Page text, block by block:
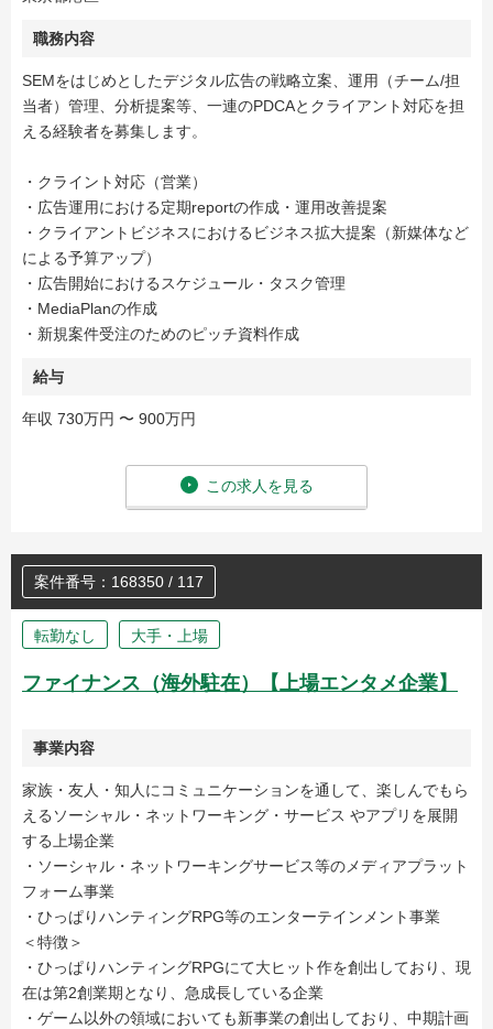
職務内容
SEMをはじめとしたデジタル広告の戦略立案、運用（チーム/担
当者）管理、分析提案等、一連のPDCAとクライアント対応を担
える経験者を募集します。
・クライント対応（営業）
・広告運用における定期reportの作成・運用改善提案
・クライアントビジネスにおけるビジネス拡大提案（新媒体など
による予算アップ）
・広告開始におけるスケジュール・タスク管理
・MediaPlanの作成
・新規案件受注のためのピッチ資料作成
給与
年収 730万円 〜 900万円
この求人を見る
案件番号：168350 / 117
転勤なし 大手・上場
ファイナンス（海外駐在）【上場エンタメ企業】
事業内容
家族・友人・知人にコミュニケーションを通して、楽しんでもら
えるソーシャル・ネットワーキング・サービス やアプリを展開
する上場企業
・ソーシャル・ネットワーキングサービス等のメディアプラット
フォーム事業
・ひっぱりハンティングRPG等のエンターテインメント事業
＜特徴＞
・ひっぱりハンティングRPGにて大ヒット作を創出しており、現
在は第2創業期となり、急成長している企業
・ゲーム以外の領域においても新事業の創出しており、中期計画